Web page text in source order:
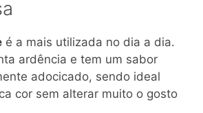
é a mais utilizada no dia a dia.
ardência e tem um sabor
adocicado, sendo ideal
cor sem alterar muito o gosto